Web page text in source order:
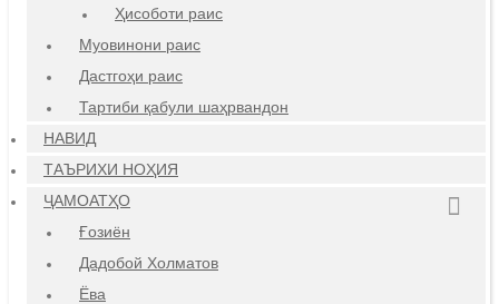
Ҳисоботи раис
Муовинони раис
Дастгоҳи раис
Тартиби қабули шаҳрвандон
НАВИД
ТАЪРИХИ НОҲИЯ
ҶАМОАТҲО
Ғозиён
Дадобой Холматов
Ёва